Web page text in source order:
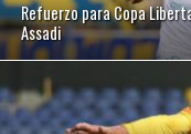
Refuerzo para Copa
Assadi